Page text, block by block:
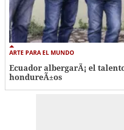
ARTE PARA EL MUNDO
Ecuador albergarÃ¡ el
hondureÃ±os